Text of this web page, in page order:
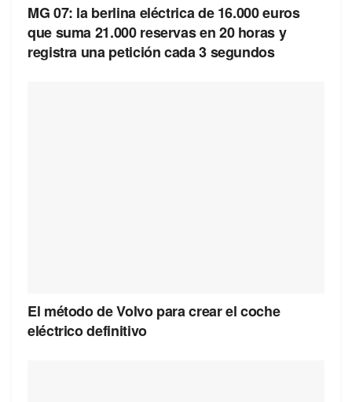
MG 07: la berlina eléctrica de 16.000 euros
que suma 21.000 reservas en 20 horas y
registra una petición cada 3 segundos
El método de Volvo para crear el coche
eléctrico definitivo